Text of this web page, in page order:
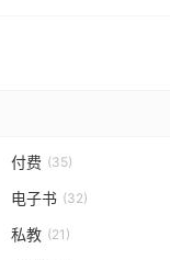
付费 (35)
电子书 (32)
私教 (21)